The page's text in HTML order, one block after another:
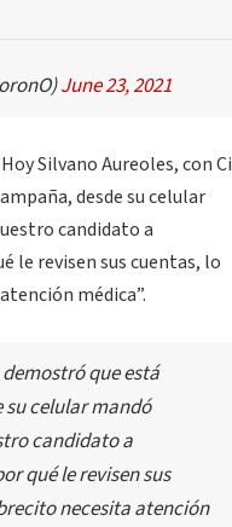
June 23, 2021
Silvano Aureoles, con
desde su celular
candidato a
le revisen sus cuentas, lo
médica”.
que está
su celular mandó
candidato a
qué le revisen sus
necesita atención